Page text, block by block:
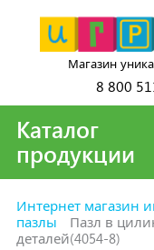
Магазин
8 800
Каталог
продукции
Интернет магазин
пазлы
Пазл в
деталей(4054-8)